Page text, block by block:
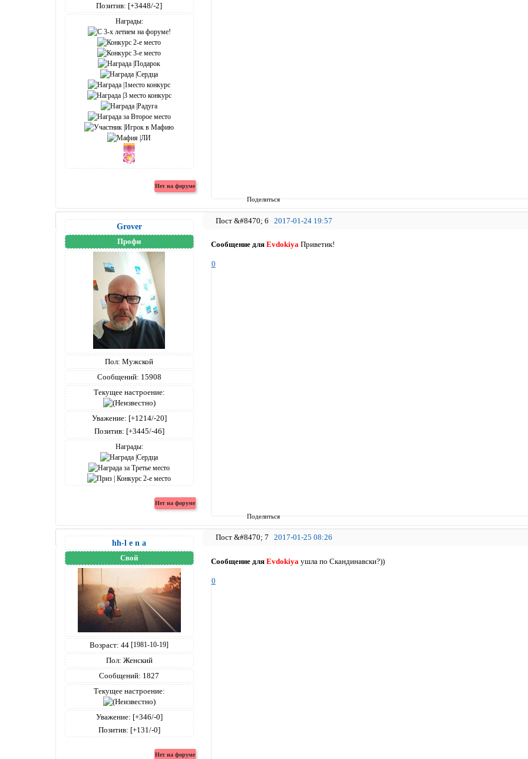
Поделиться
Позитив: [+3448/-2]
Награды:
Поделиться
6 2017-01-24 19:57
Grover
Профи
Пол: Мужской
Сообщений: 15908
Текущее настроение:
Уважение: [+1214/-20]
Позитив: [+3445/-46]
Награды:
Сообщение для Evdokiya Приветик!
0
7 2017-01-25 08:26
hh-l e n a
Свой
Возраст: 44 [1981-10-19]
Пол: Женский
Сообщений: 1827
Текущее настроение:
Уважение: [+346/-0]
Позитив: [+131/-0]
Сообщение для Evdokiya ушла по Скандинавски?))
0